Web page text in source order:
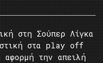
στη Σούπερ Λίγκα
στα play off
την απειλή